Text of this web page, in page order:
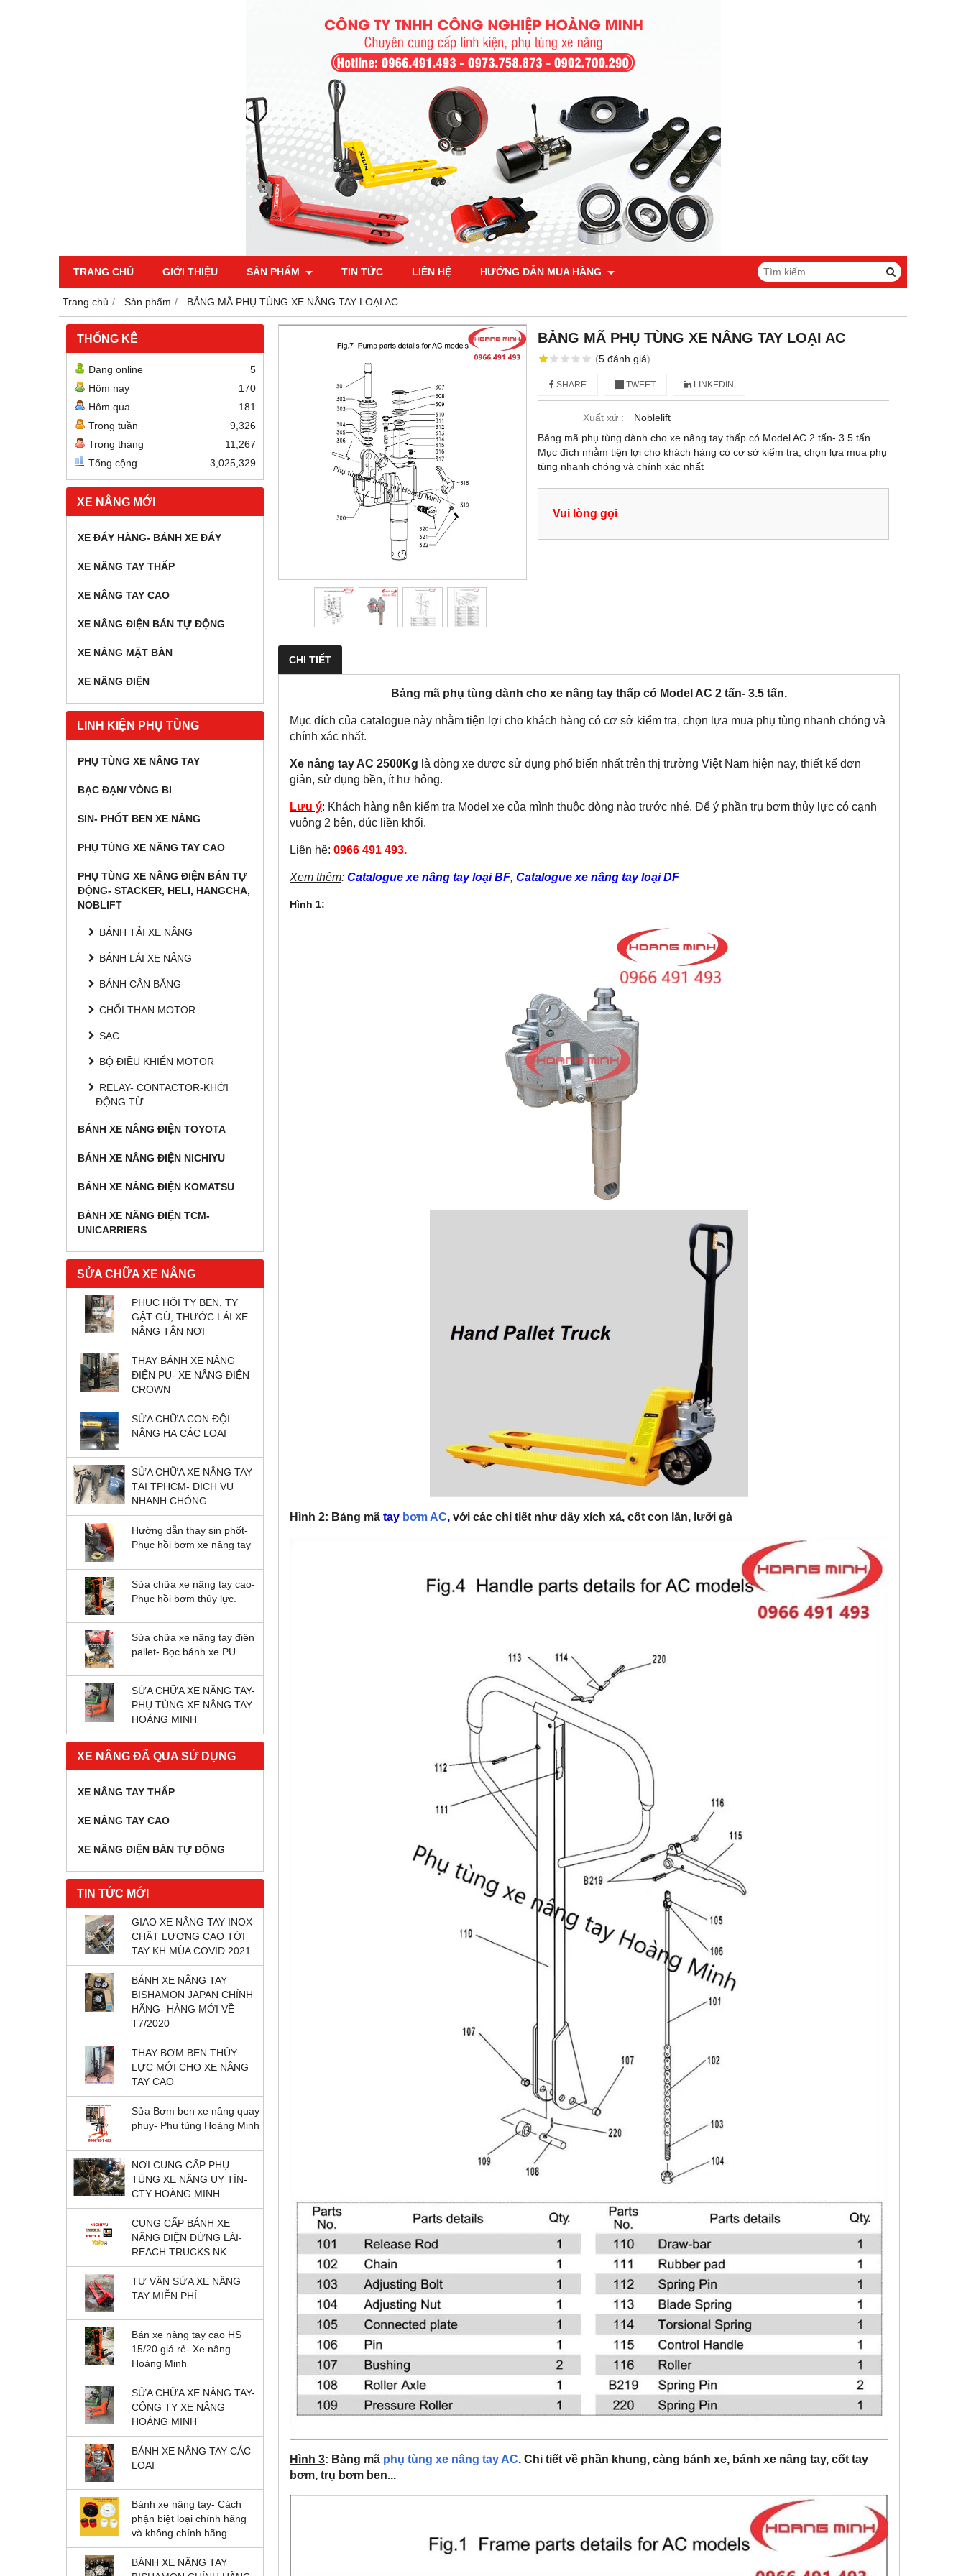
TRANG CHỦ GIỚI THIỆU SẢN PHẨM TIN TỨC LIÊN HỆ HƯỚNG DẪN MUA HÀNG
Trang chủ Sản phẩm BẢNG MÃ PHỤ TÙNG XE NÂNG TAY LOẠI AC
THỐNG KÊ
Đang online
5
Hôm nay
170
Hôm qua
181
Trong tuần
9,326
Trong tháng
11,267
Tổng cộng
3,025,329
XE NÂNG MỚI
XE ĐẨY HÀNG- BÁNH XE ĐẨY
XE NÂNG TAY THẤP
XE NÂNG TAY CAO
XE NÂNG ĐIỆN BÁN TỰ ĐỘNG
XE NÂNG MẶT BÀN
XE NÂNG ĐIỆN
LINH KIỆN PHỤ TÙNG
PHỤ TÙNG XE NÂNG TAY
BẠC ĐẠN/ VÒNG BI
SIN- PHỐT BEN XE NÂNG
PHỤ TÙNG XE NÂNG TAY CAO
PHỤ TÙNG XE NÂNG ĐIỆN BÁN TỰ
ĐỘNG- STACKER, HELI, HANGCHA,
NOBLIFT
BÁNH TẢI XE NÂNG
BÁNH LÁI XE NÂNG
BÁNH CÂN BẰNG
CHỔI THAN MOTOR
SẠC
BỘ ĐIỀU KHIỂN MOTOR
RELAY- CONTACTOR-KHỞI
ĐỘNG TỪ
BÁNH XE NÂNG ĐIỆN TOYOTA
BÁNH XE NÂNG ĐIỆN NICHIYU
BÁNH XE NÂNG ĐIỆN KOMATSU
BÁNH XE NÂNG ĐIỆN TCM-
UNICARRIERS
SỬA CHỮA XE NÂNG
PHỤC HỒI TY BEN, TY
GẬT GÙ, THƯỚC LÁI XE
NÂNG TẬN NƠI
THAY BÁNH XE NÂNG
ĐIỆN PU- XE NÂNG ĐIỆN
CROWN
SỬA CHỮA CON ĐỘI
NÂNG HẠ CÁC LOẠI
SỬA CHỮA XE NÂNG TAY
TẠI TPHCM- DỊCH VỤ
NHANH CHÓNG
Hướng dẫn thay sin phốt-
Phục hồi bơm xe nâng tay
Sửa chữa xe nâng tay cao-
Phục hồi bơm thủy lực.
Sửa chữa xe nâng tay điện
pallet- Bọc bánh xe PU
SỬA CHỮA XE NÂNG TAY-
PHỤ TÙNG XE NÂNG TAY
HOÀNG MINH
XE NÂNG ĐÃ QUA SỬ DỤNG
XE NÂNG TAY THẤP
XE NÂNG TAY CAO
XE NÂNG ĐIỆN BÁN TỰ ĐỘNG
TIN TỨC MỚI
GIAO XE NÂNG TAY INOX
CHẤT LƯỢNG CAO TỚI
TAY KH MÙA COVID 2021
BÁNH XE NÂNG TAY
BISHAMON JAPAN CHÍNH
HÃNG- HÀNG MỚI VỀ
T7/2020
THAY BƠM BEN THỦY
LỰC MỚI CHO XE NÂNG
TAY CAO
Sửa Bơm ben xe nâng quay
phuy- Phụ tùng Hoàng Minh
NƠI CUNG CẤP PHỤ
TÙNG XE NÂNG UY TÍN-
CTY HOÀNG MINH
CUNG CẤP BÁNH XE
NÂNG ĐIỆN ĐỨNG LÁI-
REACH TRUCKS NK
TƯ VẤN SỬA XE NÂNG
TAY MIỄN PHÍ
Bán xe nâng tay cao HS
15/20 giá rẻ- Xe nâng
Hoàng Minh
SỬA CHỮA XE NÂNG TAY-
CÔNG TY XE NÂNG
HOÀNG MINH
BÁNH XE NÂNG TAY CÁC
LOẠI
Bánh xe nâng tay- Cách
phận biệt loại chính hãng
và không chính hãng
BÁNH XE NÂNG TAY
BẢNG MÃ PHỤ TÙNG XE NÂNG TAY LOẠI AC
(5 đánh giá)
SHARE TWEET LINKEDIN
Xuất xứ :
Noblelift
Bảng mã phụ tùng dành cho xe nâng tay thấp có Model AC 2 tấn- 3.5 tấn.
Mục đích nhằm tiện lợi cho khách hàng có cơ sở kiểm tra, chọn lựa mua phụ
tùng nhanh chóng và chính xác nhất
Vui lòng gọi
CHI TIẾT
Bảng mã phụ tùng dành cho xe nâng tay thấp có Model AC 2 tấn- 3.5 tấn.
Mục đích của catalogue này nhằm tiện lợi cho khách hàng có cơ sở kiểm tra, chọn lựa mua phụ tùng nhanh chóng và
chính xác nhất.
Xe nâng tay AC 2500Kg là dòng xe được sử dụng phổ biến nhất trên thị trường Việt Nam hiện nay, thiết kế đơn
giản, sử dụng bền, ít hư hỏng.
Lưu ý: Khách hàng nên kiểm tra Model xe của mình thuộc dòng nào trước nhé. Để ý phần trụ bơm thủy lực có cạnh
vuông 2 bên, đúc liền khối.
Liên hệ: 0966 491 493.
Xem thêm: Catalogue xe nâng tay loại BF, Catalogue xe nâng tay loại DF
Hình 1:
Hình 2: Bảng mã tay bơm AC, với các chi tiết như dây xích xả, cốt con lăn, lưỡi gà
Hình 3: Bảng mã phụ tùng xe nâng tay AC. Chi tiết về phần khung, càng bánh xe, bánh xe nâng tay, cốt tay
bơm, trụ bơm ben...